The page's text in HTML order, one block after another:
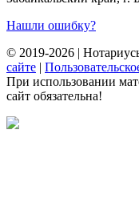
Нашли ошибку?
© 2019-2026 |
сайте |
При использовании
сайт обязательна!